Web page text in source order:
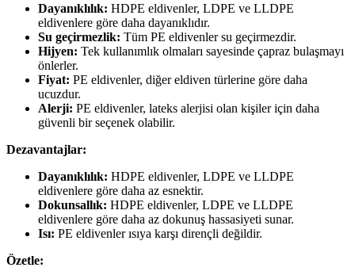
Dayanıklılık: HDPE eldivenler, LDPE ve LLDPE
eldivenlere göre daha dayanıklıdır.
Su geçirmezlik: Tüm PE eldivenler su geçirmezdir.
Hijyen: Tek kullanımlık olmaları sayesinde çapraz bulaşmayı
önlerler.
Fiyat: PE eldivenler, diğer eldiven türlerine göre daha
ucuzdur.
Alerji: PE eldivenler, lateks alerjisi olan kişiler için daha
güvenli bir seçenek olabilir.
Dezavantajlar:
Dayanıklılık: HDPE eldivenler, LDPE ve LLDPE
eldivenlere göre daha az esnektir.
Dokunsallık: HDPE eldivenler, LDPE ve LLDPE
eldivenlere göre daha az dokunuş hassasiyeti sunar.
Isı: PE eldivenler ısıya karşı dirençli değildir.
Özetle: